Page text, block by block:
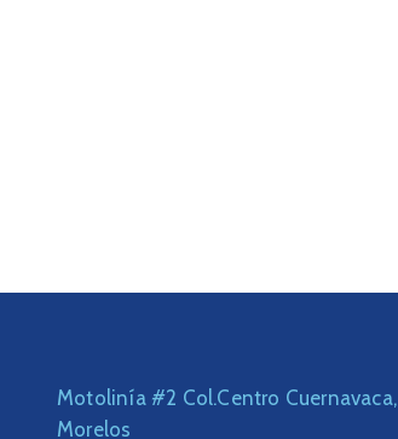
Motolinía #2 Col.Centro Cuernavaca,
Morelos